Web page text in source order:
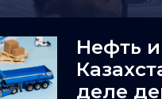
Нефть
деле